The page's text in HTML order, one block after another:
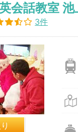
会話教室 池
3件